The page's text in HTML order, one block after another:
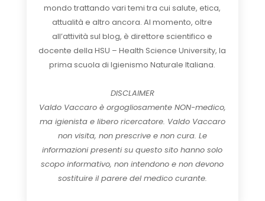
mondo trattando vari temi tra cui salute, etica,
attualità e altro ancora. Al momento, oltre
all’attività sul blog, è direttore scientifico e
docente della HSU – Health Science University, la
prima scuola di Igienismo Naturale Italiana.
DISCLAIMER
Valdo Vaccaro è orgogliosamente NON-medico,
ma igienista e libero ricercatore. Valdo Vaccaro
non visita, non prescrive e non cura. Le
informazioni presenti su questo sito hanno solo
scopo informativo, non intendono e non devono
sostituire il parere del medico curante.